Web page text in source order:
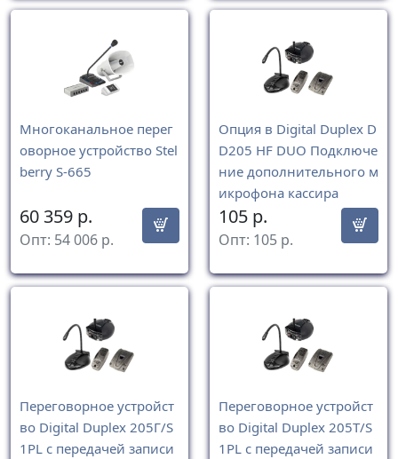
Многоканальное перег
оворное устройство Stel
berry S-665
60 359 р.
Опт: 54 006 р.
Опция в Digital Duplex D
D205 HF DUO Подключе
ние дополнительного м
икрофона кассира
105 р.
Опт: 105 р.
Переговорное устройст
во Digital Duplex 205Г/S
1PL с передачей записи
Переговорное устройст
во Digital Duplex 205Т/S
1PL с передачей записи